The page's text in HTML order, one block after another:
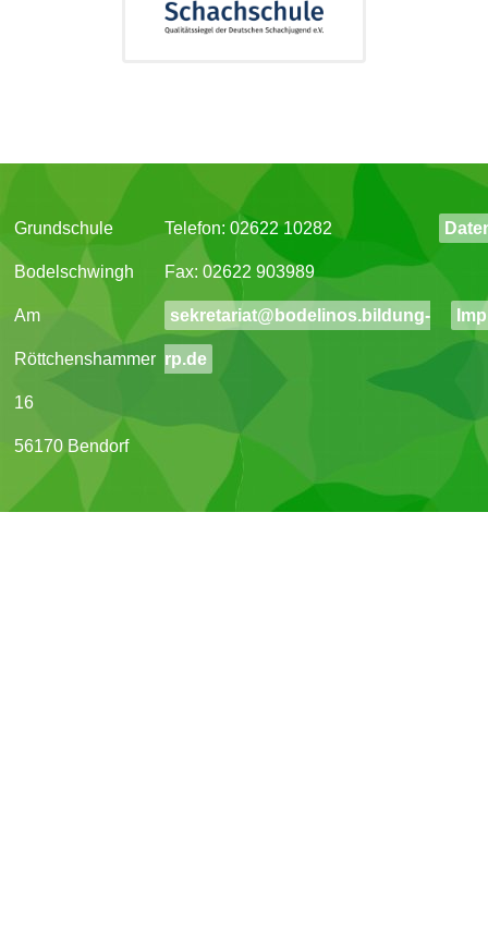
Grundschule
Bodelschwingh
Am
Röttchenshammer
16
56170 Bendorf
Telefon: 02622 10282
Fax: 02622 903989
sekretariat@bodelinos.bildung-
rp.de